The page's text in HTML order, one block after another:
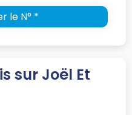
le N° *
sur Joël Et